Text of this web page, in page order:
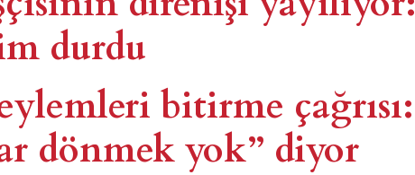
durdu
bitirme çağrısı:
dönmek yok” diyor